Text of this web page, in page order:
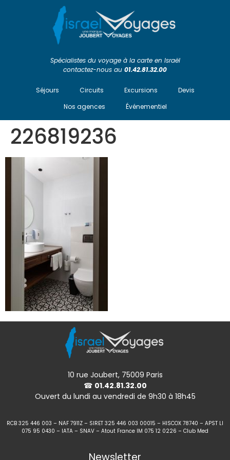
Spécialistes du voyage à la carte en Israël
contactez-nous au 01.42.81.32.00
Séjours Circuits Excursions
Devis
Nos agences
Événementiel
226819236
10 rue Joubert, 75009 Paris
☎ 01.42.81.32.00
Ouvert du lundi au vendredi de 9h30 à 18h45
RCB 325 446 003 – NAF 7911Z – SIRET 325 446 003 00015 – HISCOX 78740 – APST LI
075 95 0430 – IATA – SNAV – Atout France IM 075 12 0226 – Club Med